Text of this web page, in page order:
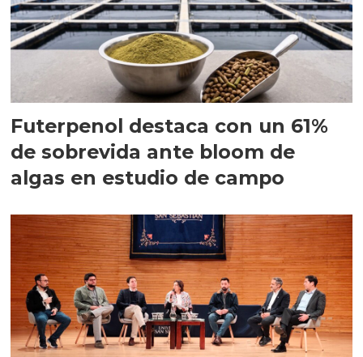
Futerpenol destaca con un 61%
de sobrevida ante bloom de
algas en estudio de campo